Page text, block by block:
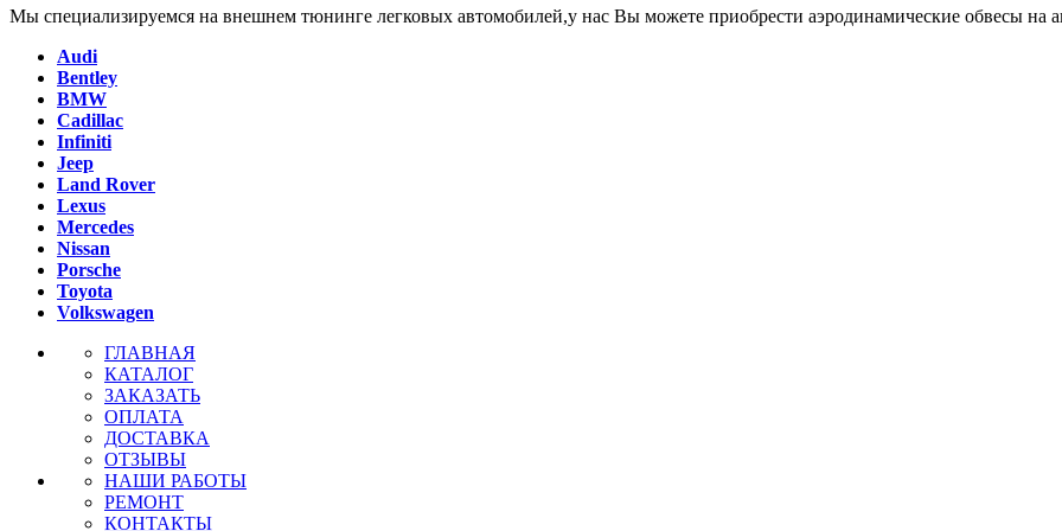
Мы специализируемся на внешнем тюнинге легковых автомобилей,у нас Вы можете приобрести аэродинамические обвесы на
Audi
Bentley
BMW
Cadillac
Infiniti
Jeep
Land Rover
Lexus
Mercedes
Nissan
Porsche
Toyota
Volkswagen
ГЛАВНАЯ
КАТАЛОГ
ЗАКАЗАТЬ
ОПЛАТА
ДОСТАВКА
ОТЗЫВЫ
НАШИ РАБОТЫ
РЕМОНТ
КОНТАКТЫ